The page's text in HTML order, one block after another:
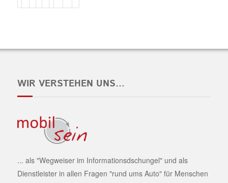
WIR VERSTEHEN UNS…
... als "Wegweiser im Informationsdschungel" und als
Dienstleister in allen Fragen "rund ums Auto" für Menschen